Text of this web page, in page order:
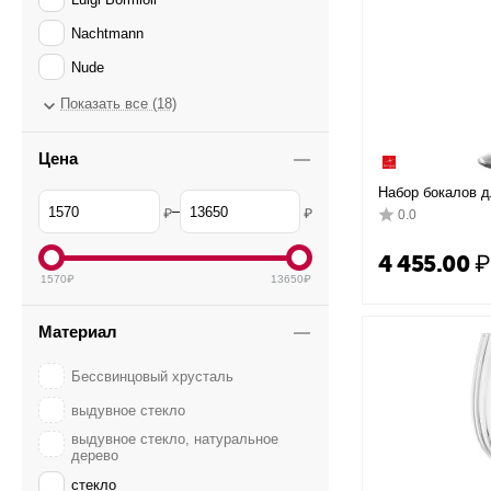
Набор бокалов
'20s, 6 шт, 140
хрустальное
0.0
4 455.00₽
Nachtmann
Nude
Ocean
Riedel
Rona
Schott Zwiesel
Zalto
Показать все (18)
Цена
₽– ₽
1570₽ 13650₽
Материал
Бессвинцовый хрусталь
выдувное стекло
выдувное стекло, натуральное
дерево
стекло